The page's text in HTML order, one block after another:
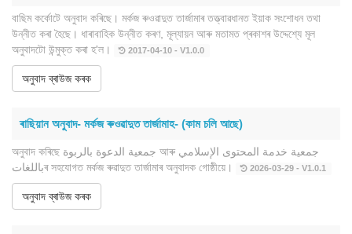
বাছিম কৰ্কোটে অনুবাদ কৰিছে। মৰ্কজ ৰুওৱাদুত তাৰ্জামাৰ তত্ত্বাৱধানত ইয়াক সংশোধন তথা
উন্নীত কৰা হৈছে। ধাৰাবাহিক উন্নীত কৰণ, মূল্যায়ন আৰু মতামত প্ৰকাশৰ উদ্দেশ্যে মূল
অনুবাদটো উন্মুক্ত কৰা হ'ল।
2017-04-10 - V1.0.0
অনুবাদ ব্ৰাউজ কৰক
ৰাছিয়ান অনুবাদ- মৰ্কজ ৰুওৱাদুত তাৰ্জামাহ- (কাম চলি আছে)
অনুবাদ কৰিছে جمعية الدعوة بالربوة আৰু جمعية خدمة المحتوى الإسلامي
باللغاتৰ সহযোগত মৰ্কজ ৰুৱাদুত তাৰ্জামাৰ অনুবাদক গোষ্ঠীয়ে।
2026-03-29 - V1.0.1
অনুবাদ ব্ৰাউজ কৰক